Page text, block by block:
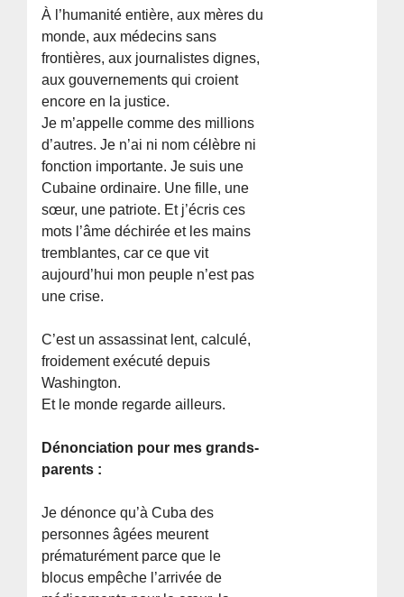
À l’humanité entière, aux mères du
monde, aux médecins sans
frontières, aux journalistes dignes,
aux gouvernements qui croient
encore en la justice.
Je m’appelle comme des millions
d’autres. Je n’ai ni nom célèbre ni
fonction importante. Je suis une
Cubaine ordinaire. Une fille, une
sœur, une patriote. Et j’écris ces
mots l’âme déchirée et les mains
tremblantes, car ce que vit
aujourd’hui mon peuple n’est pas
une crise.
C’est un assassinat lent, calculé,
froidement exécuté depuis
Washington.
Et le monde regarde ailleurs.
Dénonciation pour mes grands-
parents :
Je dénonce qu’à Cuba des
personnes âgées meurent
prématurément parce que le
blocus empêche l’arrivée de